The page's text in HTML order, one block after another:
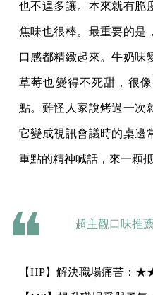
也不遑多讓。本來就有脆
焦味也很棒。最重要的是
口感都精緻起來。牛奶味
草莓也變得不死甜，很
點。難怪人家說烤過一次
它變成視訊會議時的桌邊
重點的精神喊話，來一顆
超主觀口味推
【HP】解決職場痛苦